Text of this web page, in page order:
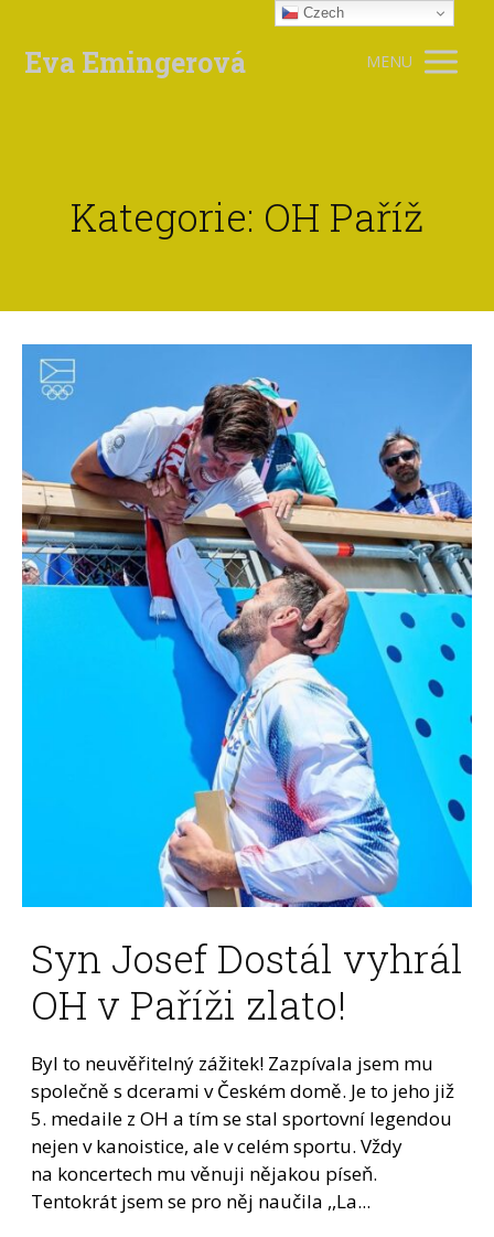
Eva Emingerová MENU
Kategorie: OH Paříž
Syn Josef Dostál vyhrál
OH v Paříži zlato!
Byl to neuvěřitelný zážitek! Zazpívala jsem mu
společně s dcerami v Českém domě. Je to jeho již
5. medaile z OH a tím se stal sportovní legendou
nejen v kanoistice, ale v celém sportu. Vždy
na koncertech mu věnuji nějakou píseň.
Tentokrát jsem se pro něj naučila ,,La...
Czech